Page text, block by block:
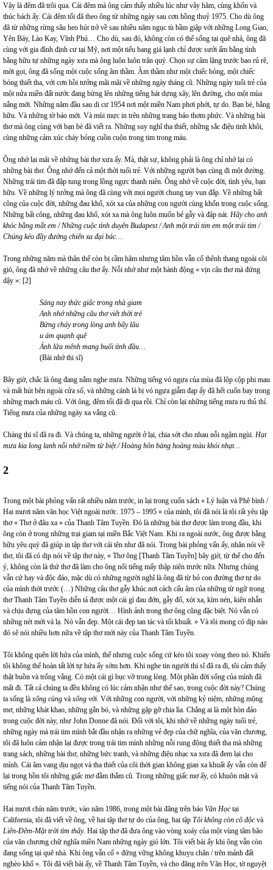
Vậy là đêm đã trôi qua. Cái đêm mà ông cảm thấy nhiều lúc như vây hãm, cùng khốn và
thúc bách ấy. Cái đêm tối đã theo ông từ những ngày sau cơn hồng thuỷ 1975. Cho dù ông
đã từ những rừng sâu heo hút trở về sau nhiều năm ngục tù bầm giập với những Long Giao,
Yên Báy, Lào Kay, Vĩnh Phú… Cho dù, sau đó, không còn có thể sống tại quê nhà, ông đã
cùng với gia đình định cư tại Mỹ, nơi một tiểu bang giá lạnh chỉ được sưởi ấm bằng tình
bằng hữu tự những ngày xưa mà ông luôn luôn trân quý. Chọn sự câm lặng trước bao rủ rê,
mời gọi, ông đã sống một cuộc sống âm thầm. Âm thầm như một chiếc bóng, một chiếc
bóng thiết tha, với cơn hồi tưởng mãi mãi về những ngày tháng cũ. Những ngày tuổi trẻ của
một nửa miền đất nước đang bừng lên những tiếng hát dựng xây, lên đường, cho một mùa
nắng mới. Những năm đầu sau di cư 1954 nơi một miền Nam phơi phới, tự do. Bạn bè, bằng
hữu. Và những tờ báo mới. Và mùi mực in trên những trang báo thơm phức. Và những bài
thơ mà ông cùng với bạn bè đã viết ra. Những suy nghĩ tha thiết, những sắc điệu tinh khôi,
cùng những cảm xúc cháy bỏng cuồn cuộn trong tim trong máu.
Ông nhớ lại mãi về những bài thơ xưa ấy. Mà, thật sự, không phải là ông chỉ nhớ lại có
những bài thơ. Ông nhớ đến cả một thời tuổi trẻ. Với những người bạn cùng đi một đường.
Những trái tim đã đập tung trong lồng ngực thanh niên. Ông nhớ về cuộc đời, tình yêu, bạn
hữu. Về những lý tưởng mà ông đã cùng với mọi người chung tay vun đắp. Về những bất
công của cuộc đời, những đau khổ, xót xa của những con người cùng khốn trong cuộc sống.
Những bất công, những đau khổ, xót xa mà ông luôn muốn bẻ gẫy và đập nát. Hãy cho anh
khóc bằng mắt em / Những cuộc tình duyên Budapest / Anh một trái tim em một trái tim /
Chúng kéo đầy đường chiến xa đại bác…
Trong những năm mà thân thể còn bị cầm hãm nhưng tâm hồn vẫn cố thênh thang ngoài cõi
gió, ông đã nhớ về những câu thơ ấy. Nỗi nhớ như một hành động « vịn câu thơ mà đứng
dậy »: [2]
Sáng nay thức giấc trong nhà giam
Anh nhớ những câu thơ viết thời trẻ
Bừng cháy trong lòng anh bấy lâu
u ám quạnh quẽ
Ánh lửa mênh mang buổi tình đầu…
(Bài nhớ thi sĩ)
Bây giờ, chắc là ông đang nằm nghe mưa. Những tiếng vó ngựa của mùa đã lộp cộp phi mau
và mất hút bên ngoài cửa sổ, và những cánh lá bị vó ngựa giẫm đạp ấy đã hết cuốn bay trong
những mạch máu cũ. Với ông, đêm tối đã đi qua rồi. Chỉ còn lại những tiếng mưa ru thủ thỉ.
Tiếng mưa của những ngày xa vắng cũ.
Chàng thi sĩ đã ra đi. Và chúng ta, những người ở lại, chia sớt cho nhau nỗi ngậm ngùi. Hạt
mưa kia long lanh nỗi nhớ niềm từ biệt / Hoàng hôn bàng hoàng màu khói nhạt…
2
Trong một bài phỏng vấn rất nhiều năm trước, in lại trong cuốn sách « Lý luận và Phê bình /
Hai mươi năm văn học Việt ngoài nước. 1975 – 1995 » của mình, tôi đã nói là tôi rất yêu tập
thơ « Thơ ở đâu xa » của Thanh Tâm Tuyền. Đó là những bài thơ được làm trong đầu, khi
ông còn ở trong những trại giam tại miền Bắc Việt Nam. Khi ra ngoài nước, ông được bằng
hữu yêu quý đã giúp in tập thơ với cái tên như đã nói. Trong bài phỏng vấn ấy, nhân nói về
thơ, tôi đã có dịp nói về tập thơ này, « Thơ ông [Thanh Tâm Tuyền] bây giờ, từ thể cho đến
ý, không còn là thứ thơ đã làm cho ông nổi tiếng mấy thập niên trước nữa. Nhưng chúng
vẫn cứ hay và độc đáo, mặc dù có những người nghĩ là ông đã từ bỏ con đường thơ tự do
của mình thời trước (…) Những câu thơ gẫy khúc nơi cách cấu âm của những từ ngữ trong
thơ Thanh Tâm Tuyền diễn tả được một cái gì đau đớn, gẫy đổ, xót xa, kìm nén, kiên nhẫn
và chịu đựng của tâm hồn con người… Hình ảnh trong thơ ông cũng đặc biệt. Nó vẫn có
những nét mới và lạ. Nó vẫn đẹp. Một cái đẹp tan tác và tối khuất. » Và tôi mong có dịp nào
đó sẽ nói nhiều hơn nữa về tập thơ mới này của Thanh Tâm Tuyền.
Tôi không quên lời hứa của mình, thế nhưng cuộc sống cứ kéo tôi xoay vòng theo nó. Khiến
tôi không thể hoàn tất lời tự hứa ấy sớm hơn. Khi nghe tin người thi sĩ đã ra đi, tôi cảm thấy
thật buồn và trống vắng. Có một cái gì bục vỡ trong lòng. Một phần đời sống của mình đã
mất đi. Tất cả chúng ta đều không có lúc cảm nhận như thế sao, trong cuộc đời này? Chúng
ta sống là sống cùng và sống với. Với những con người, với những kỷ niệm, những mộng
mơ, những khát khao, những gắn bó, và những gặp gỡ chia lìa. Chẳng ai là một hòn đảo
trong cuộc đời này, như John Donne đã nói. Đối với tôi, khi nhớ về những ngày tuổi trẻ,
những ngày mà trái tim mình bắt đầu nhận ra những vẻ đẹp của chữ nghĩa, của văn chương,
tôi đã luôn cảm nhận lại được trong trái tim mình những nỗi rung động thiết tha mà những
trang sách, những bài thơ, những bức tranh, và những điệu nhạc xa xưa đã đem lại cho
mình. Cái âm vang dịu ngọt và tha thiết của cõi thời gian không gian xa khuất ấy vẫn còn để
lại trong hồn tôi những giấc mơ đằm thắm cũ. Trong những giấc mơ ấy, có khuôn mặt và
tiếng nói của Thanh Tâm Tuyền.
Hai mươi chín năm trước, vào năm 1986, trong một bài đăng trên báo Văn Họctại
California, tôi đã viết về ông, về hai tập thơ tự do của ông, hai tập Tôi không còn cô độcvà
Liên-Đêm-Mặt trời tìm thấy. Hai tập thơ đã đưa ông vào vòng xoáy của một vùng tâm bão
của văn chương chữ nghĩa miền Nam những ngày gió lớn. Tôi viết bài ấy khi ông vẫn còn
đang sống tại quê nhà. Khi ông vẫn cố « đứng vững không khuỵu chân / trên mảnh đất
nghèo khổ ». Tôi đã viết bài ấy, về Thanh Tâm Tuyền, và cho đăng trên Văn Học, tờ nguyệt